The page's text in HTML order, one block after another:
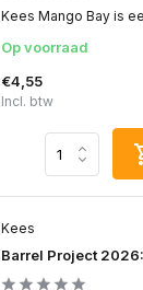
Kees Mango Bay is
Op voorraad
€4,55
Incl. btw
Kees
Barrel Project